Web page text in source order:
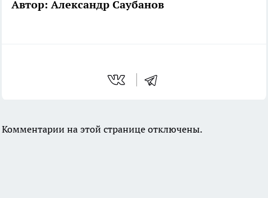
Автор: Александр Саубанов
Комментарии на этой странице отключены.